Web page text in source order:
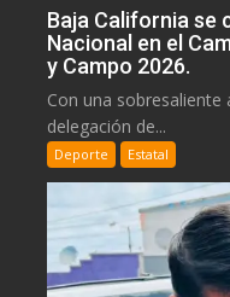
Baja California se
Nacional en el
y Campo 2026.
Con una
delegación de...
Deporte Estatal